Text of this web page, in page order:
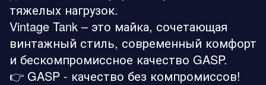
тяжелых нагрузок.
Vintage Tank – это майка, сочетающая
винтажный стиль, современный комфорт
и бескомпромиссное качество GASP.
👉 GASP - качество без компромиссов!